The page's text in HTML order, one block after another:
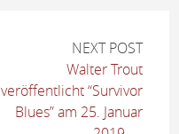
NEXT POST
Walter Trout
veröffentlicht “Survivor
Blues” am 25. Januar